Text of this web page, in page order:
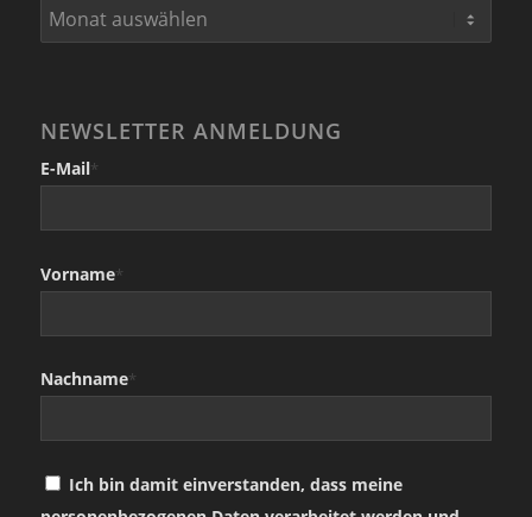
NEWSLETTER ANMELDUNG
E-Mail*
Vorname*
Nachname*
Ich bin damit einverstanden, dass meine